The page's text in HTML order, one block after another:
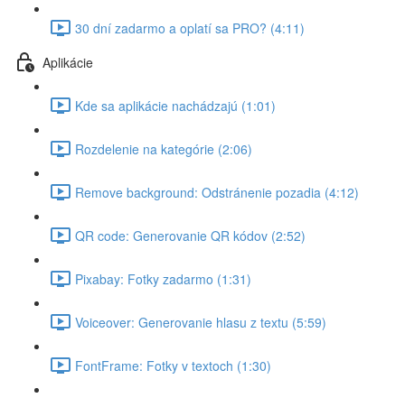
30 dní zadarmo a oplatí sa PRO? (4:11)
Aplikácie
Kde sa aplikácie nachádzajú (1:01)
Rozdelenie na kategórie (2:06)
Remove background: Odstránenie pozadia (4:12)
QR code: Generovanie QR kódov (2:52)
Pixabay: Fotky zadarmo (1:31)
Voiceover: Generovanie hlasu z textu (5:59)
FontFrame: Fotky v textoch (1:30)